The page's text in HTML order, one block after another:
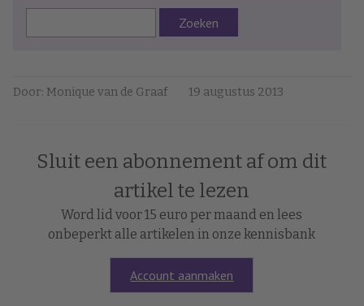
Zoeken
Door: Monique van de Graaf 19 augustus 2013
Sluit een abonnement af om dit
artikel te lezen
Word lid voor 15 euro per maand en lees
onbeperkt alle artikelen in onze kennisbank
Account aanmaken